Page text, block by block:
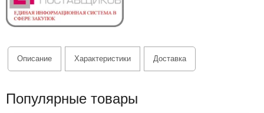
Описание Характеристики Доставка
Популярные товары